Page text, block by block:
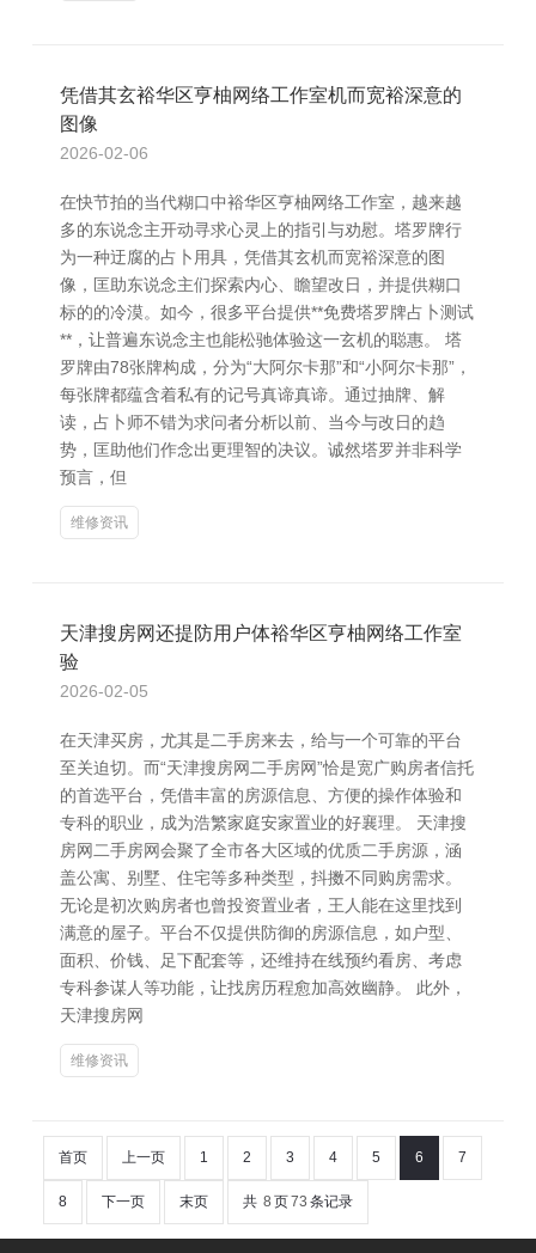
凭借其玄裕华区亨柚网络工作室机而宽裕深意的
图像
2026-02-06
在快节拍的当代糊口中裕华区亨柚网络工作室，越来越
多的东说念主开动寻求心灵上的指引与劝慰。塔罗牌行
为一种迂腐的占卜用具，凭借其玄机而宽裕深意的图
像，匡助东说念主们探索内心、瞻望改日，并提供糊口
标的的冷漠。如今，很多平台提供**免费塔罗牌占卜测试
**，让普遍东说念主也能松驰体验这一玄机的聪惠。 塔
罗牌由78张牌构成，分为“大阿尔卡那”和“小阿尔卡那”，
每张牌都蕴含着私有的记号真谛真谛。通过抽牌、解
读，占卜师不错为求问者分析以前、当今与改日的趋
势，匡助他们作念出更理智的决议。诚然塔罗并非科学
预言，但
维修资讯
天津搜房网还提防用户体裕华区亨柚网络工作室
验
2026-02-05
在天津买房，尤其是二手房来去，给与一个可靠的平台
至关迫切。而“天津搜房网二手房网”恰是宽广购房者信托
的首选平台，凭借丰富的房源信息、方便的操作体验和
专科的职业，成为浩繁家庭安家置业的好襄理。 天津搜
房网二手房网会聚了全市各大区域的优质二手房源，涵
盖公寓、别墅、住宅等多种类型，抖擞不同购房需求。
无论是初次购房者也曾投资置业者，王人能在这里找到
满意的屋子。平台不仅提供防御的房源信息，如户型、
面积、价钱、足下配套等，还维持在线预约看房、考虑
专科参谋人等功能，让找房历程愈加高效幽静。 此外，
天津搜房网
维修资讯
首页 上一页 1 2 3 4 5 6 7
8 下一页 末页 共 8 页73 条记录